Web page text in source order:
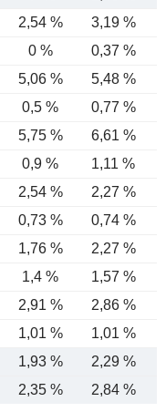
2,54 % 3,19 %
0 % 0,37 %
5,06 %
5,48 %
0,5 % 0,77 %
5,75 %
6,61 %
0,9 %
1,11 %
2,54 % 2,27 %
0,73 % 0,74 %
1,76 %
2,27 %
1,4 % 1,57 %
2,91 %
2,86 %
1,01 %
1,01 %
1,93 % 2,29 %
2,35 % 2,84 %